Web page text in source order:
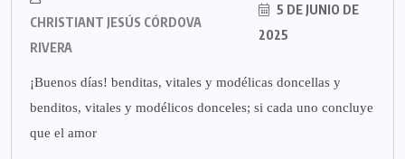
CHRISTIANT JESÚS CÓRDOVA
RIVERA
5 DE JUNIO DE
2025
¡Buenos días! benditas, vitales y modélicas doncellas y
benditos, vitales y modélicos donceles; si cada uno concluye
que el amor